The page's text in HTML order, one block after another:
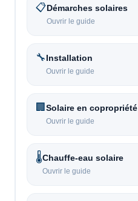
📋Démarches solaires
Ouvrir le guide
🔧Installation
Ouvrir le guide
🏢 Solaire en copropriété
Ouvrir le guide
🌡️Chauffe-eau solaire
Ouvrir le guide